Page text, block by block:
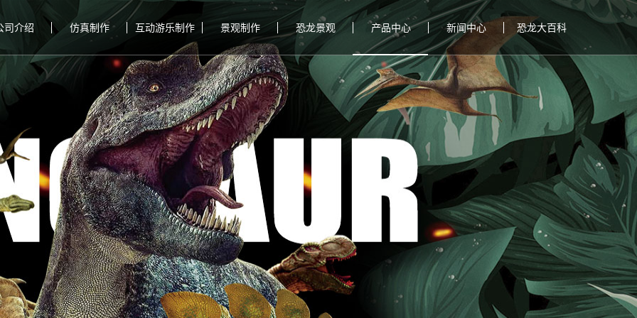
司介绍 仿真制作 互动游乐制作 景观制作 恐龙景观 产品中心 新闻中心 恐龙大百科